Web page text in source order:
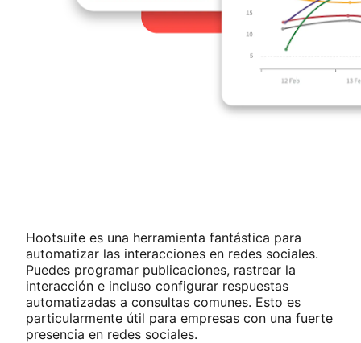
Hootsuite es una herramienta fantástica para
automatizar las interacciones en redes sociales.
Puedes programar publicaciones, rastrear la
interacción e incluso configurar respuestas
automatizadas a consultas comunes. Esto es
particularmente útil para empresas con una fuerte
presencia en redes sociales.